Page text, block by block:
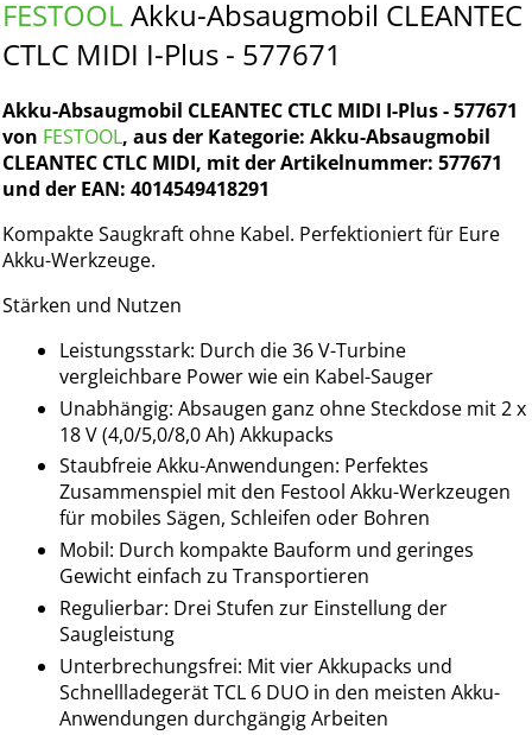
FESTOOL Akku-Absaugmobil CLEANTEC
CTLC MIDI I-Plus - 577671
Akku-Absaugmobil CLEANTEC CTLC MIDI I-Plus - 577671
von FESTOOL, aus der Kategorie: Akku-Absaugmobil
CLEANTEC CTLC MIDI, mit der Artikelnummer: 577671
und der EAN: 4014549418291
Kompakte Saugkraft ohne Kabel. Perfektioniert für Eure
Akku-Werkzeuge.
Stärken und Nutzen
Leistungsstark: Durch die 36 V-Turbine
vergleichbare Power wie ein Kabel-Sauger
Unabhängig: Absaugen ganz ohne Steckdose mit 2 x
18 V (4,0/5,0/8,0 Ah) Akkupacks
Staubfreie Akku-Anwendungen: Perfektes
Zusammenspiel mit den Festool Akku-Werkzeugen
für mobiles Sägen, Schleifen oder Bohren
Mobil: Durch kompakte Bauform und geringes
Gewicht einfach zu Transportieren
Regulierbar: Drei Stufen zur Einstellung der
Saugleistung
Unterbrechungsfrei: Mit vier Akkupacks und
Schnellladegerät TCL 6 DUO in den meisten Akku-
Anwendungen durchgängig Arbeiten